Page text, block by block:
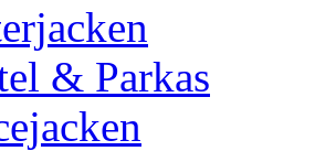
& Parkas